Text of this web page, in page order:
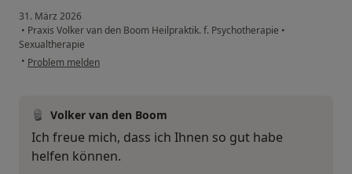
31. März 2026
• Praxis Volker van den Boom Heilpraktik. f. Psychotherapie •
Sexualtherapie
• Problem melden
Volker van den Boom
Ich freue mich, dass ich Ihnen so gut habe
helfen können.